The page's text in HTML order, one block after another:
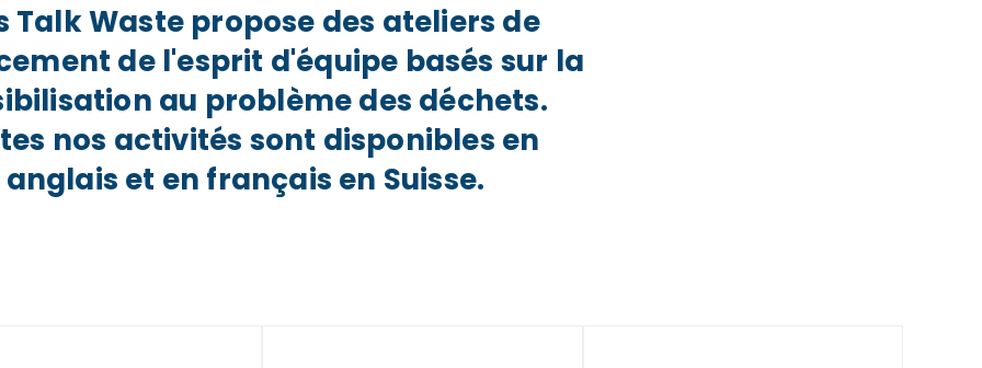
Talk Waste propose des ateliers de
de l'esprit d'équipe basés sur la
au problème des déchets.
nos activités sont disponibles en
anglais et en français en Suisse.